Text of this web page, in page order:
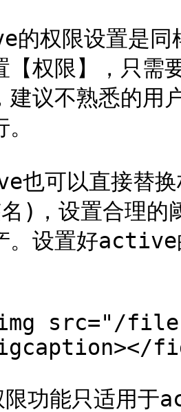
权限设置是同
【权限】，只需
建议不熟悉的用
也可以直接替换
)，设置合理的
。设置好active
src="/files/
功能只适用于